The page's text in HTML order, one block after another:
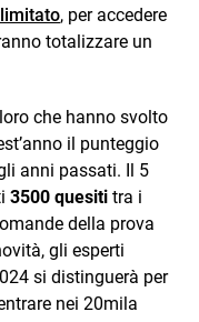
, per accedere
totalizzare un
che hanno svolto
il punteggio
anni passati. Il 5
3500 quesiti tra i
della prova
gli esperti
si distinguerà per
nei 20mila